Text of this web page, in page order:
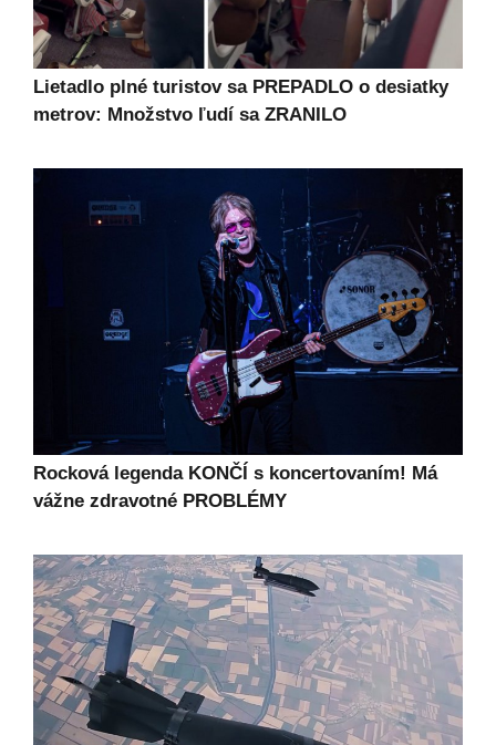
Lietadlo plné turistov sa PREPADLO o desiatky
metrov: Množstvo ľudí sa ZRANILO
Rocková legenda KONČÍ s koncertovaním! Má
vážne zdravotné PROBLÉMY